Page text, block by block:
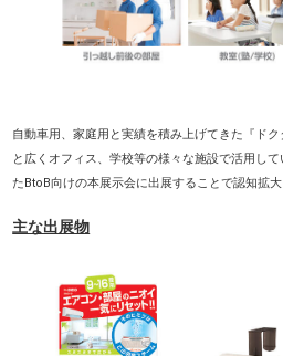
自動車用、家庭用と実績を積み上げてきた『ド
と広くオフィス、学校等の様々な施設で活用し
たBtoB向けの本展示会に出展することで認知拡大
主な出展物